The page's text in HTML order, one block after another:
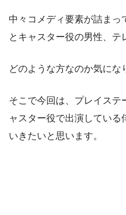
中々コメディ要素が詰まっ
とキャスター役の男性、テ
どのような方なのか気にな
そこで今回は、プレイステ
ャスター役で出演している
いきたいと思います。